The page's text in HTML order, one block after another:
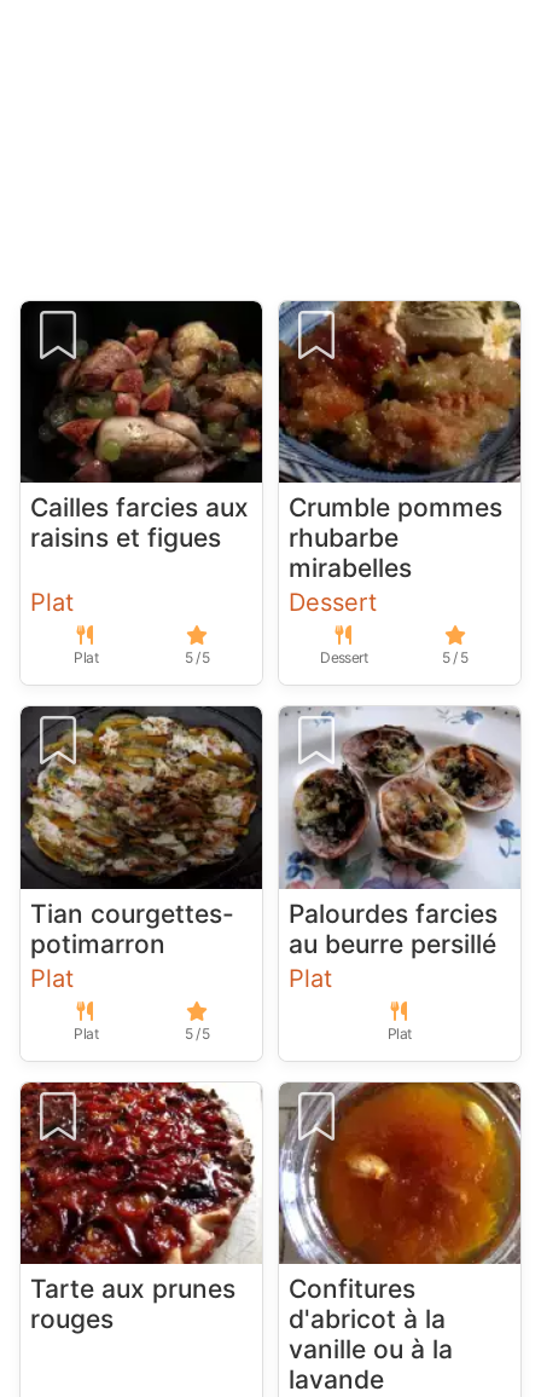
Cailles farcies aux
raisins et figues
Plat
Plat 5 / 5
Crumble pommes
rhubarbe
mirabelles
Dessert
Dessert 5 / 5
Tian courgettes-
potimarron
Plat
Plat 5 / 5
Palourdes farcies
au beurre persillé
Plat
Plat
Tarte aux prunes
rouges
Confitures
d'abricot à la
vanille ou à la
lavande